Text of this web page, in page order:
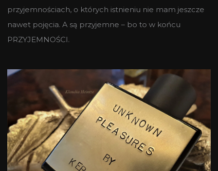
przyjemnościach, o których istnieniu nie mam jeszcze
nawet pojęcia. A są przyjemne – bo to w końcu
PRZYJEMNOŚCI.